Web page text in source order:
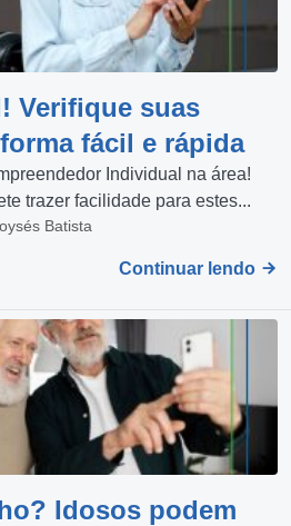
Verifique suas
fácil e rápida
Individual na área!
trazer facilidade para estes...
Batista
Continuar lendo
Idosos podem